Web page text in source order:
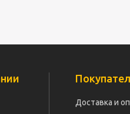
Доставка и